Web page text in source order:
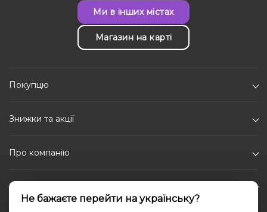
Ми в інших містах
Магазин на карті
Покупцю
Знижки та акції
Про компанію
Каталог
Не бажаєте перейти на українську?